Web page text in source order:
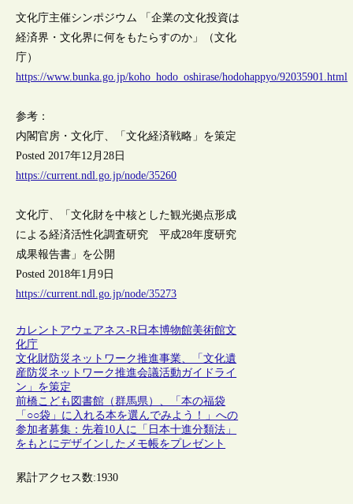
文化庁主催シンポジウム 「企業の文化投資は
経済界・文化界に何をもたらすのか」（文化
庁）
https://www.bunka.go.jp/koho_hodo_oshirase/hodohappyo/92035901.html
参考：
内閣官房・文化庁、「文化経済戦略」を策定
Posted 2017年12月28日
https://current.ndl.go.jp/node/35260
文化庁、「文化財を中核とした観光拠点形成
による経済活性化調査研究 平成28年度研究
成果報告書」を公開
Posted 2018年1月9日
https://current.ndl.go.jp/node/35273
カレントアウェアネス-R日本博物館美術館文
化庁
文化財防災ネットワーク推進事業、「文化遺
産防災ネットワーク推進会議活動ガイドライ
ン」を策定
前橋こども図書館（群馬県）、「本の福袋
「○○袋」に入れる本を選んでみよう！」への
参加者募集：先着10人に「日本十進分類法」
をもとにデザインしたメモ帳をプレゼント
累計アクセス数:1930